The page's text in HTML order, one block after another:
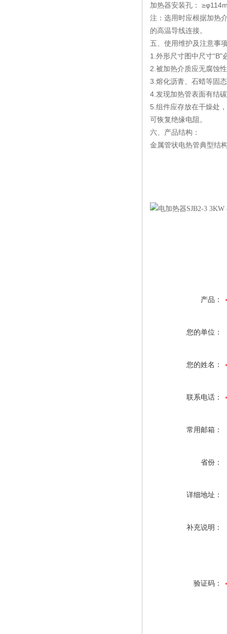
加热器安装孔：
注：选用时应根据加热
的高温导线连接。
五、使用维护及注意事
1.外形尺寸图中尺寸“B"
2.被加热介质应无腐蚀
3.熔化沥青、石蜡等固
4.发现加热管表面有结
5.组件应存放在干燥处
可恢复绝缘电阻。
六、产品结构：
金属管状电热管典型结
产品：
您的单位：
您的姓名：
联系电话：
常用邮箱：
省份：
详细地址：
补充说明：
验证码：